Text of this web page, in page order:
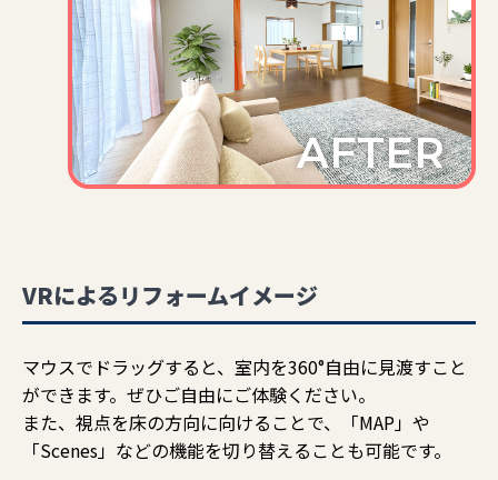
VRによるリフォームイメージ
マウスでドラッグすると、室内を360°自由に見渡すこと
ができます。ぜひご自由にご体験ください。
また、視点を床の方向に向けることで、「MAP」や
「Scenes」などの機能を切り替えることも可能です。